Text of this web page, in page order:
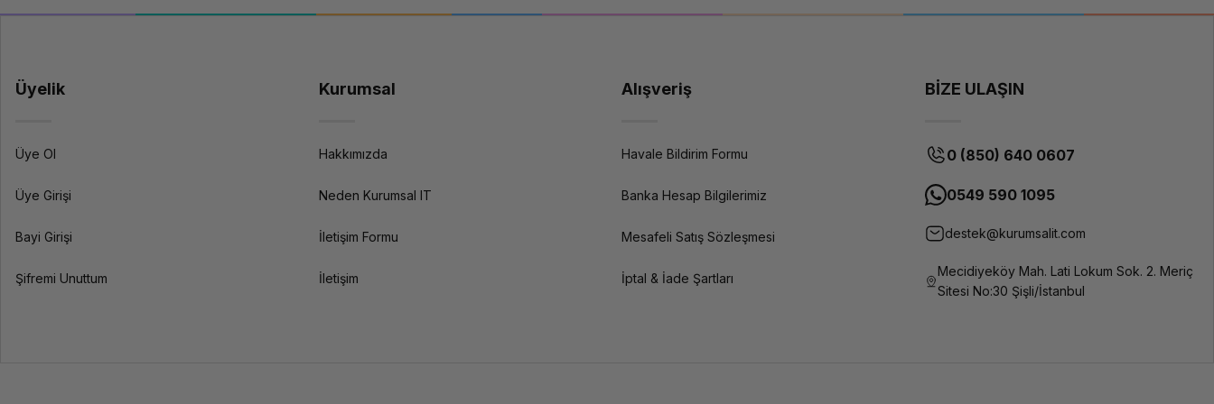
Üyelik
Üye Ol
Üye Girişi
Bayi Girişi
Şifremi Unuttum
Kurumsal
Hakkımızda
Neden Kurumsal IT
İletişim Formu
İletişim
Alışveriş
Havale Bildirim Formu
Banka Hesap Bilgilerimiz
Mesafeli Satış Sözleşmesi
İptal & İade Şartları
BİZE ULAŞIN
0 (850) 640 0607
0549 590 1095
destek@kurumsalit.com
Mecidiyeköy Mah. Lati Lokum Sok. 2. Meriç
Sitesi No:30 Şişli/İstanbul